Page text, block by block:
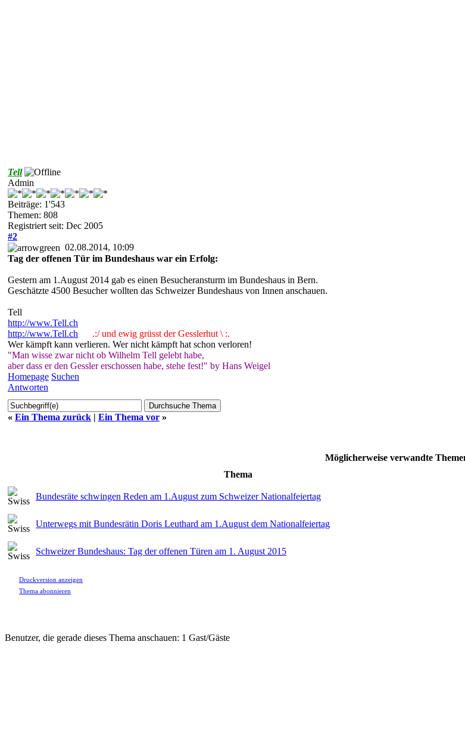
Tell
Admin
Beiträge: 1'543
Themen: 808
Registriert seit: Dec 2005
#2
02.08.2014, 10:09
Tag der offenen Tür im Bundeshaus war ein Erfolg:
Gestern am 1.August 2014 gab es einen Besucheransturm im Bundeshaus in Bern.
Geschätzte 4500 Besucher wollten das Schweizer Bundeshaus von Innen anschauen.
Tell
http://www.Tell.ch
http://www.Tell.ch
.:/ und ewig grüsst der Gesslerhut \ :.
Wer kämpft kann verlieren. Wer nicht kämpft hat schon verloren!
"Man wisse zwar nicht ob Wilhelm Tell gelebt habe,
aber dass er den Gessler erschossen habe, stehe fest!" by Hans Weigel
Homepage Suchen
Antworten
« Ein Thema zurück | Ein Thema vor »
Möglicherweise verwandte
Thema
Bundesräte schwingen Reden am 1.August zum Schweizer Nationalfeiertag
Unterwegs mit Bundesrätin Doris Leuthard am 1.August dem Nationalfeiertag
Schweizer Bundeshaus: Tag der offenen Türen am 1. August 2015
Druckversion anzeigen
Thema abonnieren
Benutzer, die gerade dieses Thema anschauen: 1 Gast/Gäste